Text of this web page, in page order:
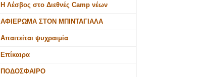
Η Λέσβος στο Διεθνές Camp νέων
ΑΦΙΕΡΩΜΑ ΣΤΟΝ ΜΠΙΝΤΑΓΙΑΛΑ
Απαιτείται ψυχραιμία
Επίκαιρα
ΠΟΔΟΣΦΑΙΡΟ